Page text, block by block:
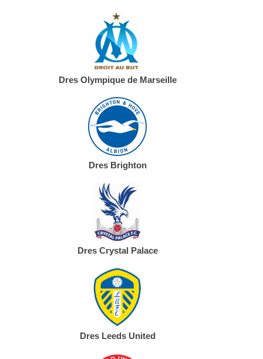
Dres Olympique de Marseille
Dres Brighton
Dres Crystal Palace
Dres Leeds United